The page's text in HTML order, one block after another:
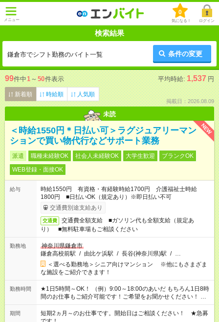
メニュー
0
気になる！ ログイン
検索結果
鎌倉市でシフト勤務のバイト一覧 条件の変更
99件中1 ～ 50件表示 平均時給: 1,537 円
新着順 時給順 人気順
掲載日：2026.08.09
未読
NEW
＜時給1550円＊日払い可＞ラグジュアリーマン
ションで買い物代行などサポート業務
派遣 職種未経験OK 社会人未経験OK 大学生歓迎
ブランクOK
WEB登録・面接OK
給与
時給1550円 有資格・有経験時給1700円 介護福祉士時給
1800円 ■日払いOK（規定あり）※即日払い不可
交通費別途支給あり
交通費
交通費全額支給 ■ガソリン代も全額支給（規定あ
り） ■無料駐車場もご相談ください
勤務地
神奈川県鎌倉市
鎌倉高校前駅 / 由比ケ浜駅 / 長谷(神奈川県)駅 / …
＜選べる勤務地＞シニア向けマンション ※他にもさまざま
な施設をご紹介できます！
勤務時間
★1日5時間～OK！ （例）9:00～18:00のあいだ もちろん1日8時
間のお仕事もご紹介可能です！ご希望をお聞かせください！ ★
家庭の都合でお休みが必要な場合も遠慮なくご相談ください。
※週最低15時間以上の勤務が必要です
期間
短期2ヵ月～のお仕事です。開始日はご相談ください！ ★急募